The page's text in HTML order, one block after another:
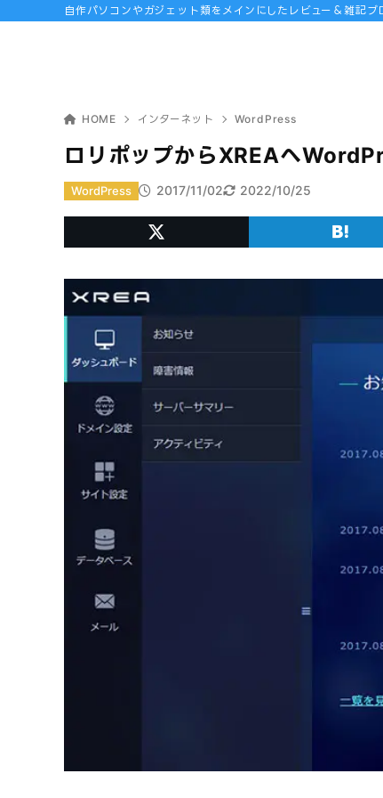
自作パソコンやガジェット類をメインにしたレビュー＆雑記ブ
HOME インターネット WordPress
ロリポップからXREAへ
2017/11/02 2022/10/25
WordPress